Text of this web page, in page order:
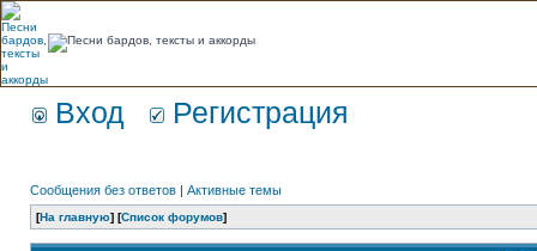
Вход Регистрация
Сообщения без ответов | Активные темы
[На главную] [Список форумов]